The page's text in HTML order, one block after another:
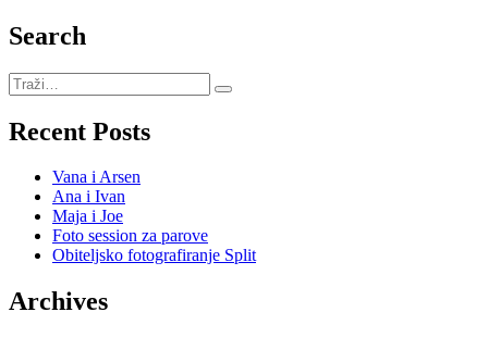
Search
Recent Posts
Vana i Arsen
Ana i Ivan
Maja i Joe
Foto session za parove
Obiteljsko fotografiranje Split
Archives